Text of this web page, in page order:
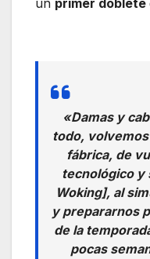
un primer doblete
«Damas y
todo, volvemos
fábrica, de
tecnológico y
Woking], al
y prepararnos
de la
pocas